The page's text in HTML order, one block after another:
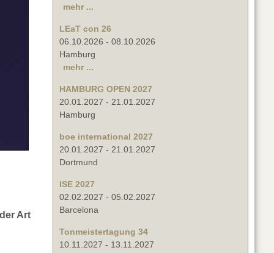
Art
mehr ...
LEaT con 26
06.10.2026 - 08.10.2026
Hamburg
mehr ...
HAMBURG OPEN 2027
20.01.2027 - 21.01.2027
Hamburg
boe international 2027
20.01.2027 - 21.01.2027
Dortmund
ISE 2027
02.02.2027 - 05.02.2027
Barcelona
Tonmeistertagung 34
10.11.2027 - 13.11.2027